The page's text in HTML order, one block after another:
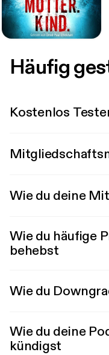
Häufig
Kostenlos
Wie du deine
Wie du häufige
behebst
Wie du
Wie du deine
kündigst